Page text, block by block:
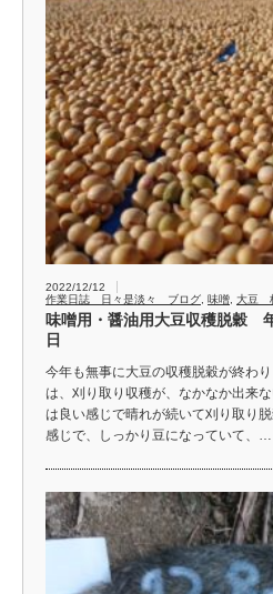
2022/12/12
作業日誌 日々是淡々 ブログ 味噌 大豆
味噌用・醤油用大豆収穫脱穀
日
今年も無事に大豆の収穫脱穀が終わ
は、刈り取り収穫が、なかなか出来
は良い感じで晴れが続いて刈り取り
感じで、しっかり豆になっていて、…